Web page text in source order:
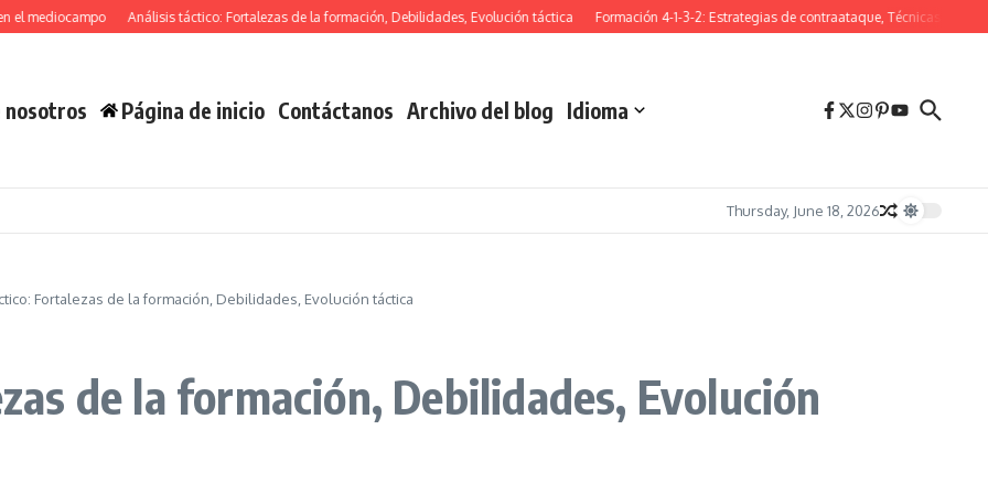
Análisis táctico: Fortalezas de la formación, Debilidades, Evolución táctica Formación 4-1-3-2: Estrategias de contraataque, Técnicas de presión,
nosotros Página de inicio Contáctanos Archivo del blog Idioma
Thursday, June 18, 2026
Fortalezas de la formación, Debilidades, Evolución táctica
de la formación, Debilidades, Evolución